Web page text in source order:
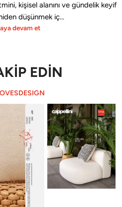
kişisel alanını ve gündelik keyif
düşünmek iç...
devam et
EDİN